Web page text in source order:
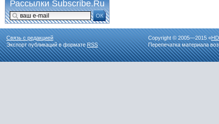
Рассылки Subscribe.Ru
ОК
Связь с редакцией
Экспорт публикаций в форматеRSS
Copyright © 2005—2015 «
Перепечатка материала